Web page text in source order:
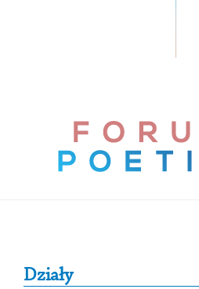
Primary Sidebar
Działy